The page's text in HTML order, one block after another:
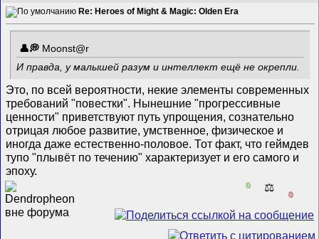
Re: Heroes of Might & Magic: Olden Era
Mооnst@r
И правда, у малышей разум и интеллект ещё не окрепли.
Это, по всей вероятности, некие элементы современных
требований "повестки". Нынешние "прогрессивные
ценности" приветствуют путь упрощения, сознательно
отрицая любое развитие, умственное, физическое и
иногда даже естественно-половое. Тот факт, что геймдев
тупо "плывёт по течению" характеризует и его самого и
эпоху.
0 ⚖️
0